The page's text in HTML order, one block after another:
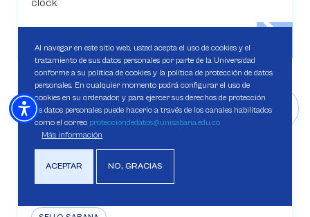
Al navegar en este sitio web, usted acepta el uso de cookies y el
tratamiento de sus datos personales por parte de la Universidad
conforme a su política de cookies y la política de protección de datos
personales. En cualquier momento podrá configurar el uso de
cookies en su ordenador, y para ejercer sus derechos de protección
de datos personales puede hacerlo a través de los canales habilitados
como el correo protecciondedatos@unisabana.edu.co
Más información
ACEPTAR NO, GRACIAS